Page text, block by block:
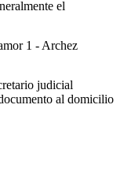
el
1 - Archez
judicial
al domicilio